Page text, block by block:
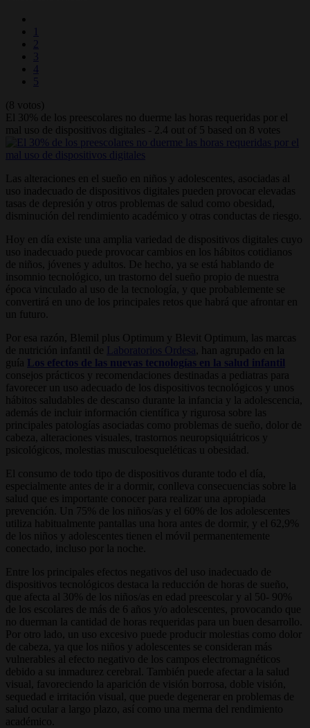
1
2
3
4
5
(8 votos)
El 30% de los preescolares no duerme las horas requeridas por el
mal uso de dispositivos digitales - 2.4 out of 5 based on 8 votes
Las alteraciones en el sueño en niños y adolescentes, asociadas al
uso inadecuado de dispositivos digitales pueden provocar elevadas
tasas de depresión y otros problemas de salud como obesidad,
disminución del rendimiento académico y otras conductas de riesgo.
Hoy en día existe una amplia variedad de dispositivos digitales cuyo
uso inadecuado puede provocar cambios en los hábitos cotidianos
de niños, jóvenes y adultos. De hecho, ya se está hablando de
insomnio tecnológico, un trastorno del sueño propio de nuestra
época vinculado al uso de la tecnología, y que probablemente se
convertirá en uno de los principales retos que habrá que afrontar en
un futuro.
Por esa razón, Blemil plus Optimum y Blevit Optimum, las marcas
de nutrición infantil de Laboratorios Ordesa , han agrupado en la
guía Los efectos de las nuevas tecnologías en la salud infantil
consejos prácticos y recomendaciones destinadas a pediatras para
favorecer un uso adecuado de los dispositivos tecnológicos y unos
hábitos saludables de descanso durante la infancia y la adolescencia,
además de incluir información científica y rigurosa sobre las
principales patologías asociadas como problemas de sueño, dolor de
cabeza, alteraciones visuales, trastornos neuropsiquiátricos y
psicológicos, molestias musculoesqueléticas u obesidad.
El consumo de todo tipo de dispositivos durante todo el día,
especialmente antes de ir a dormir, conlleva consecuencias sobre la
salud que es importante conocer para realizar una apropiada
prevención. Un 75% de los niños/as y el 60% de los adolescentes
utiliza habitualmente pantallas una hora antes de dormir, y el 62,9%
de los niños y adolescentes tienen el móvil permanentemente
conectado, incluso por la noche.
Entre los principales efectos negativos del uso inadecuado de
dispositivos tecnológicos destaca la reducción de horas de sueño,
que afecta al 30% de los niños/as en edad preescolar y al 50- 90%
de los escolares de más de 6 años y/o adolescentes, provocando que
no duerman la cantidad de horas requeridas para un buen desarrollo.
Por otro lado, un uso excesivo puede producir molestias como dolor
de cabeza, ya que los niños y adolescentes se consideran más
vulnerables al efecto negativo de los campos electromagnéticos
debido a su inmadurez cerebral. También puede afectar a la salud
visual, favoreciendo la aparición de visión borrosa, doble visión,
sequedad e irritación visual, que puede degenerar en problemas de
salud ocular a largo plazo, así como una merma del rendimiento
académico.